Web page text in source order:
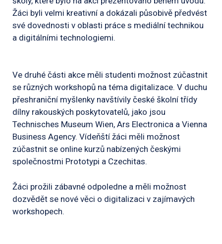
Žáci byli velmi kreativní a dokázali působivě předvést
své dovednosti v oblasti práce s mediální technikou
a digitálními technologiemi.
Ve druhé části akce měli studenti možnost zúčastnit
se různých workshopů na téma digitalizace. V duchu
přeshraniční myšlenky navštívily české školní třídy
dílny rakouských poskytovatelů, jako jsou
Technisches Museum Wien, Ars Electronica a Vienna
Business Agency. Vídeňští žáci měli možnost
zúčastnit se online kurzů nabízených českými
společnostmi Prototypi a Czechitas.
Žáci prožili zábavné odpoledne a měli možnost
dozvědět se nové věci o digitalizaci v zajímavých
workshopech.